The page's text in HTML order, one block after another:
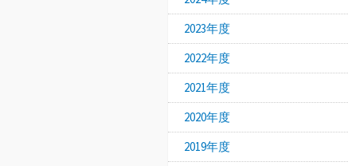
2023年度
2022年度
2021年度
2020年度
2019年度